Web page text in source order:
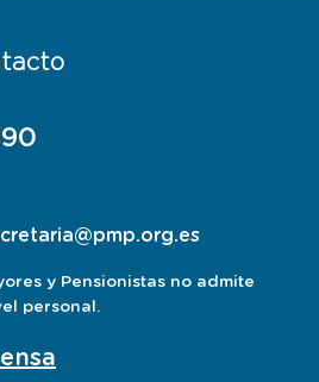
y Pensionistas no admite
personal.